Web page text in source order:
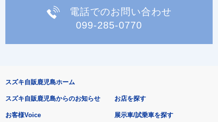
電話でのお問い合わせ
099-285-0770
スズキ自販鹿児島ホーム
スズキ自販鹿児島からのお知らせ
お客様Voice
お店を探す
展示車/試乗車を探す